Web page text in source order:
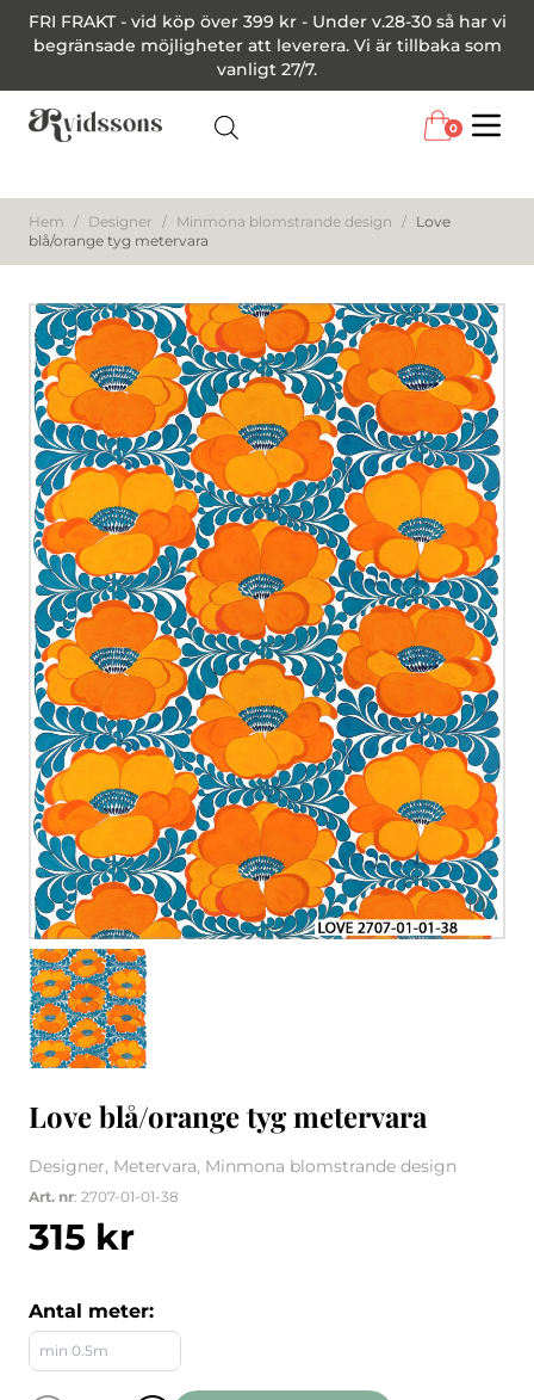
FRI FRAKT - vid köp över 399 kr - Under v.28-30 så har vi
begränsade möjligheter att leverera. Vi är tillbaka som
vanligt 27/7.
0
Hem / Designer / Minmona blomstrande design / Love
blå/orange tyg metervara
1/1
Love blå/orange tyg metervara
Designer, Metervara, Minmona blomstrande design
Art. nr: 2707-01-01-38
315 kr
Antal meter: